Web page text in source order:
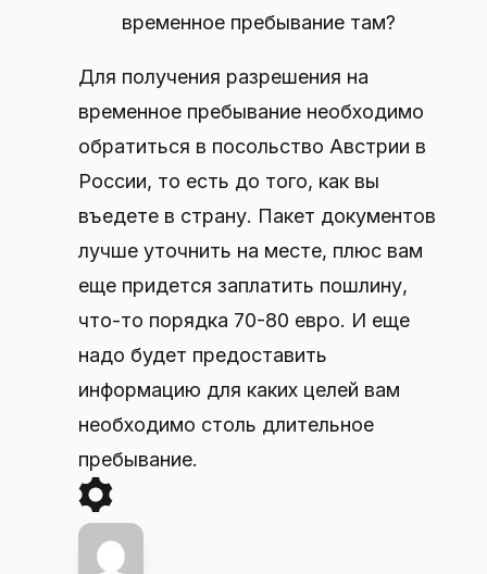
временное пребывание там?
Для получения разрешения на
временное пребывание необходимо
обратиться в посольство Австрии в
России, то есть до того, как вы
въедете в страну. Пакет документов
лучше уточнить на месте, плюс вам
еще придется заплатить пошлину,
что-то порядка 70-80 евро. И еще
надо будет предоставить
информацию для каких целей вам
необходимо столь длительное
пребывание.